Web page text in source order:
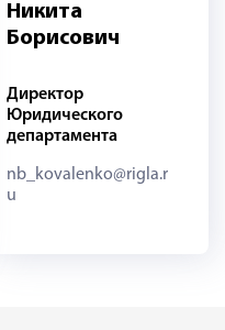
Никита
Борисович
Директор
Юридического
департамента
nb_kovalenko@rigla.r
u